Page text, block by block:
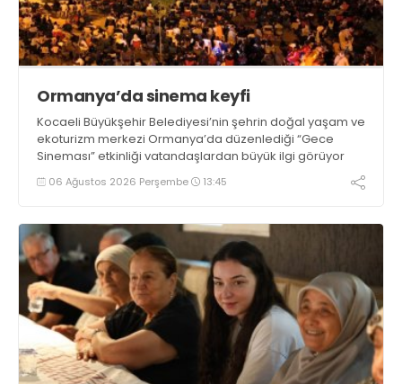
Ormanya’da sinema keyfi
Kocaeli Büyükşehir Belediyesi’nin şehrin doğal yaşam ve
ekoturizm merkezi Ormanya’da düzenlediği “Gece
Sineması” etkinliği vatandaşlardan büyük ilgi görüyor
06 Ağustos 2026 Perşembe 13:45